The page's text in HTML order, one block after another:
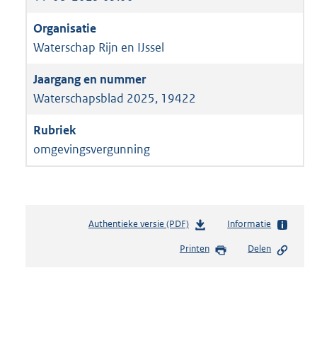
Waterschap Rijn en IJssel
Waterschapsblad 2025, 19422
omgevingsvergunning
Authentieke versie (PDF)b
s
Informatie
Printen Delen